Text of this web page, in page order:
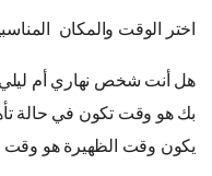
اختر الوقت والمكان
هل أنت شخص نهاري أم
بك هو وقت تكون في حالة
يكون وقت الظهيرة هو وقت